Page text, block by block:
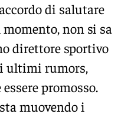
di salutare
non si sa
direttore sportivo
ultimi rumors,
promosso.
muovendo i